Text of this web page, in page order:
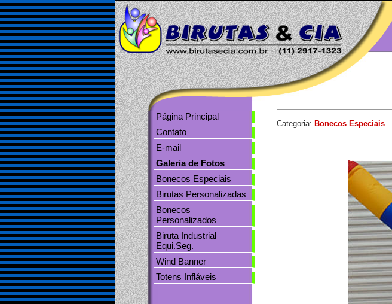
Página Principal
Contato
E-mail
Galeria de Fotos
Bonecos Especiais
Birutas Personalizadas
Bonecos
Personalizados
Biruta Industrial
Equi.Seg.
Wind Banner
Totens Infláveis
Contato
Categoria: Bonecos Especiais